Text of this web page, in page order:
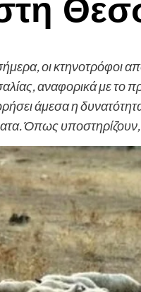
οι κτηνοτρόφοι
αναφορικά με
άμεσα η
Όπως